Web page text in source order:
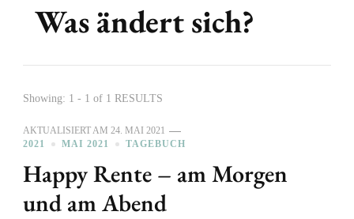
Was ändert sich?
Showing: 1 - 1 of 1 RESULTS
AKTUALISIERT AM 24. MAI 2021
2021
MAI 2021 TAGEBUCH
Happy Rente – am Morgen
und am Abend